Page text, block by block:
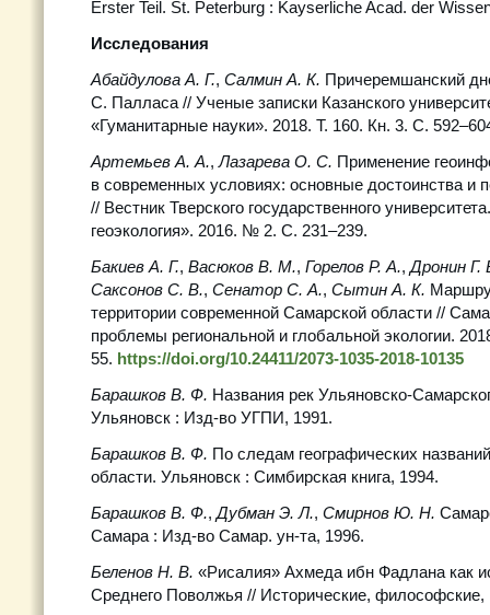
Erster Teil. St. Peterburg : Kayserliche Acad. der
Исследования
Абайдулова А. Г., Салмин А. К. Причеремшанский
С. Палласа // Ученые записки Казанского
«Гуманитарные науки». 2018. Т. 160. Кн. 3. С.
Артемьев А. А.,Лазарева О. С. Применение
в современных условиях: основные достоинства и
// Вестник Тверского государственного
геоэкология». 2016. № 2. С. 231–239.
Бакиев А. Г., Васюков В. М., Горелов Р. А.,Дронин Г.
Саксонов С. В., Сенатор С. А., Сытин А. К.
территории современной Самарской области //
проблемы региональной и глобальной экологии.
55. https://doi.org/10.24411/2073-1035-2018-10135
Барашков В. Ф. Названия рек Ульяновско-
Ульяновск : Изд-во УГПИ, 1991.
Барашков В. Ф. По следам географических
области. Ульяновск : Симбирская книга, 1994.
Барашков В. Ф.,Дубман Э. Л., Смирнов Ю. Н.
Самара : Изд-во Самар. ун-та, 1996.
Беленов Н. В. «Рисалия» Ахмеда ибн Фадлана как
Среднего Поволжья // Исторические, философские,